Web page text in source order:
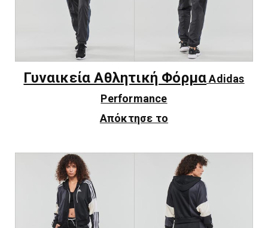
Γυναικεία Αθλητική Φόρμα Adidas
Performance
Απόκτησε το